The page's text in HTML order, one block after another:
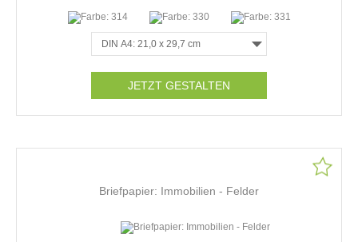
JETZT GESTALTEN
Briefpapier: Immobilien - Felder